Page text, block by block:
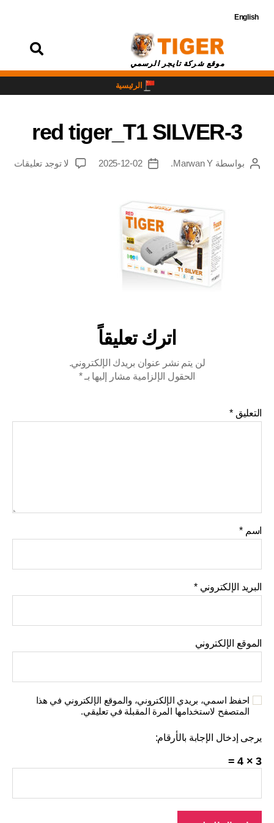
English
موقع شركة تايجر الرسمي
الرئيسية
red tiger_T1 SILVER-3
بواسطة Marwan Y.
2025-12-02 لا توجد تعليقات
اترك تعليقاً
لن يتم نشر عنوان بريدك الإلكتروني.
الحقول الإلزامية مشار إليها بـ*
التعليق *
اسم *
البريد الإلكتروني*
الموقع الإلكتروني
احفظ اسمي، بريدي الإلكتروني، والموقع الإلكتروني في هذا
المتصفح لاستخدامها المرة المقبلة في تعليقي.
يرجى إدخال الإجابة بالأرقام:
3 × 4 =